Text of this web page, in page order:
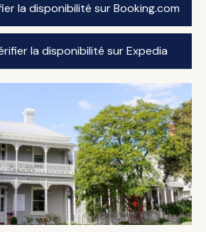
la disponibilité sur Booking.com
la disponibilité sur Expedia